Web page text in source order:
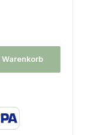
Warenkorb